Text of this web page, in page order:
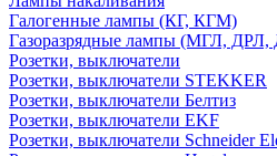
Галогенные лампы (КГ, КГМ)
Газоразрядные лампы (МГЛ,
Розетки, выключатели
Розетки, выключатели STEKKER
Розетки, выключатели Белтиз
Розетки, выключатели EKF
Розетки, выключатели Schneider